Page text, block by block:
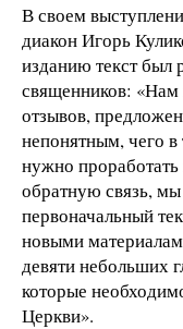
В своем
диакон Игорь
изданию текст был
священников: «Нам
отзывов,
непонятным, чего в
нужно
обратную связь,
первоначальный
новыми
девяти небольших
которые
Церкви».